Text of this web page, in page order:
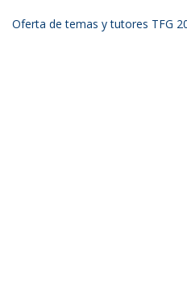
Oferta de temas y tutores TFG